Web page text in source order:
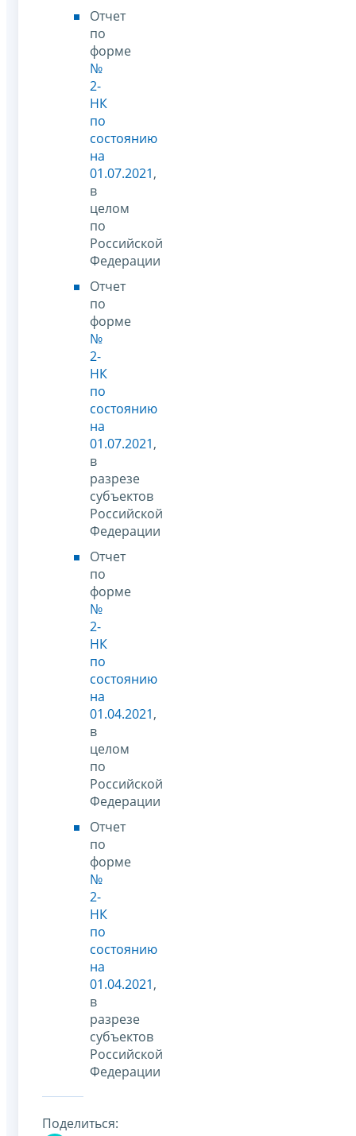
Отчет
по
форме
№
2-
НК
по
состоянию
на
01.07.2021,
в
целом
по
Российской
Федерации
Отчет
по
форме
№
2-
НК
по
состоянию
на
01.07.2021,
в
разрезе
субъектов
Российской
Федерации
Отчет
по
форме
№
2-
НК
по
состоянию
на
01.04.2021,
в
целом
по
Российской
Федерации
Отчет
по
форме
№
2-
НК
по
состоянию
на
01.04.2021,
в
разрезе
субъектов
Российской
Федерации
Поделиться: